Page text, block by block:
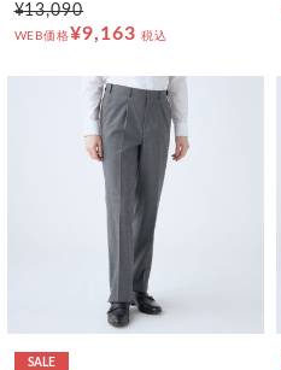
¥13,090
WEB価格¥9,163 税込
SALE